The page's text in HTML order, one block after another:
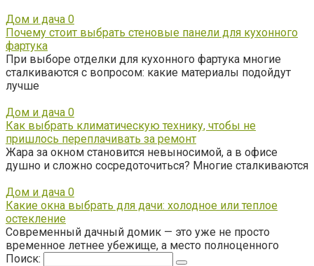
Дом и дача 0
Почему стоит выбрать стеновые панели для кухонного
фартука
При выборе отделки для кухонного фартука многие
сталкиваются с вопросом: какие материалы подойдут
лучше
Дом и дача 0
Как выбрать климатическую технику, чтобы не
пришлось переплачивать за ремонт
Жара за окном становится невыносимой, а в офисе
душно и сложно сосредоточиться? Многие сталкиваются
Дом и дача 0
Какие окна выбрать для дачи: холодное или теплое
остекление
Современный дачный домик — это уже не просто
временное летнее убежище, а место полноценного
Поиск: